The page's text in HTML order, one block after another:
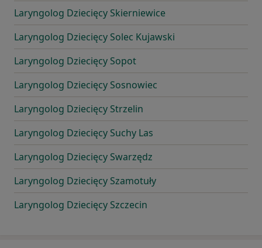
Laryngolog Dziecięcy Skierniewice
Laryngolog Dziecięcy Solec Kujawski
Laryngolog Dziecięcy Sopot
Laryngolog Dziecięcy Sosnowiec
Laryngolog Dziecięcy Strzelin
Laryngolog Dziecięcy Suchy Las
Laryngolog Dziecięcy Swarzędz
Laryngolog Dziecięcy Szamotuły
Laryngolog Dziecięcy Szczecin